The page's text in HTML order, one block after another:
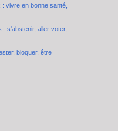
vivre en bonne santé,
: s'abstenir, aller voter,
bloquer, être